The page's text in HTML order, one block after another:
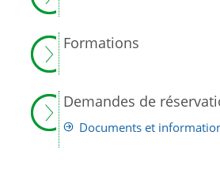
Formations
Demandes de
Documents et